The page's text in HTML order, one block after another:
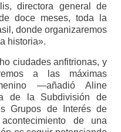
directora general de
doce meses, toda la
donde organizaremos
historia».
ciudades anfitrionas, y
a las máximas
—añadió Aline
de la Subdivisión de
Grupos de Interés de
de una